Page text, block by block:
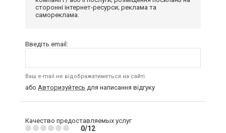
сторонні інтернет-ресурси; реклама та
самореклама.
Введіть email:
Ваш e-mail не відображатиметься на сайті
або Авторизуйтесь для написання відгуку
Качество предоставляемых услуг
0/12